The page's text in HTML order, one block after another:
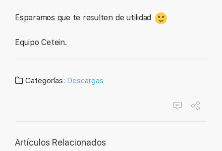
Esperamos que te resulten de utilidad
Equipo Cetein.
Categorías: Descargas
Artículos Relacionados